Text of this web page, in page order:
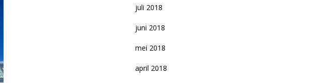
juli 2018
juni 2018
mei 2018
april 2018